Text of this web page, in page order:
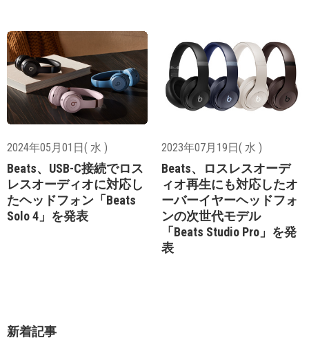
2024年05月01日( 水 )
Beats、USB-C接続でロス
レスオーディオに対応し
たヘッドフォン「Beats
Solo 4」を発表
2023年07月19日( 水 )
Beats、ロスレスオーデ
ィオ再生にも対応したオ
ーバーイヤーヘッドフォ
ンの次世代モデル
「Beats Studio Pro」を発
表
新着記事